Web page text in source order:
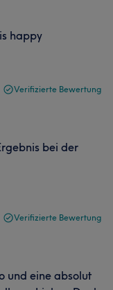
happy
Verifizierte Bewertung
bei der
Verifizierte Bewertung
und eine absolut